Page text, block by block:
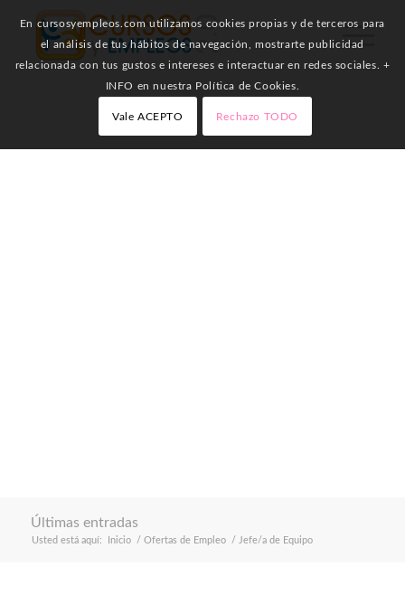
Últimas entradas
Usted está aquí: Inicio / Ofertas de Empleo / Jefe/a de Equipo
En cursosyempleos.com utilizamos cookies propias y de terceros para
el análisis de tus hábitos de navegación, mostrarte publicidad
relacionada con tus gustos e intereses e interactuar en redes sociales. +
INFO en nuestra Política de Cookies.
Vale ACEPTO Rechazo TODO